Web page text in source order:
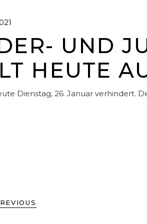
UND
HEUTE
Dienstag, 26. Januar